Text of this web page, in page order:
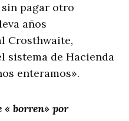
pagar otro
años
Crosthwaite,
sistema de Hacienda
enteramos».
« borren» por